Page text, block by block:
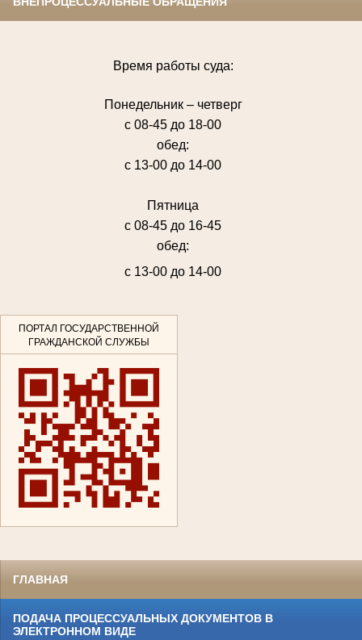
Время работы суда:
Понедельник – четверг
с 08-45 до 18-00
обед:
с 13-00 до 14-00
Пятница
с 08-45 до 16-45
обед:
с 13-00 до 14-00
ПОРТАЛ ГОСУДАРСТВЕННОЙ
ГРАЖДАНСКОЙ СЛУЖБЫ
ГЛАВНАЯ
ПОДАЧА ПРОЦЕССУАЛЬНЫХ ДОКУМЕНТОВ В
ЭЛЕКТРОННОМ ВИДЕ